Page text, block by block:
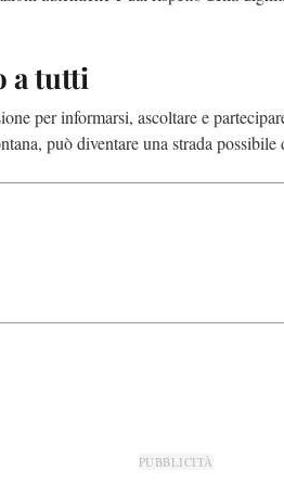
a tutti
per informarsi, ascoltare e
può diventare una strada
PUBBLICITÀ